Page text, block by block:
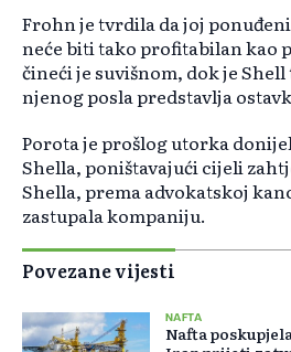
Frohn je tvrdila da joj
neće biti tako profitabilan kao
čineći je suvišnom, dok je
njenog posla predstavlja
Porota je prošlog utorka
Shella, poništavajući cijeli
Shella, prema advokatskoj
zastupala kompaniju.
Povezane vijesti
NAFTA
Nafta